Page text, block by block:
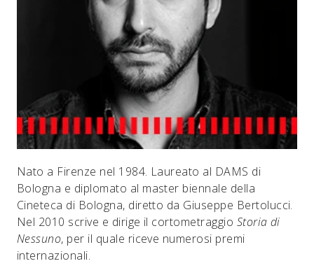
Nato a Firenze nel 1984. Laureato al DAMS di
Bologna e diplomato al master biennale della
Cineteca di Bologna, diretto da Giuseppe Bertolucci.
Nel 2010 scrive e dirige il cortometraggio Storia di
Nessuno, per il quale riceve numerosi premi
internazionali.